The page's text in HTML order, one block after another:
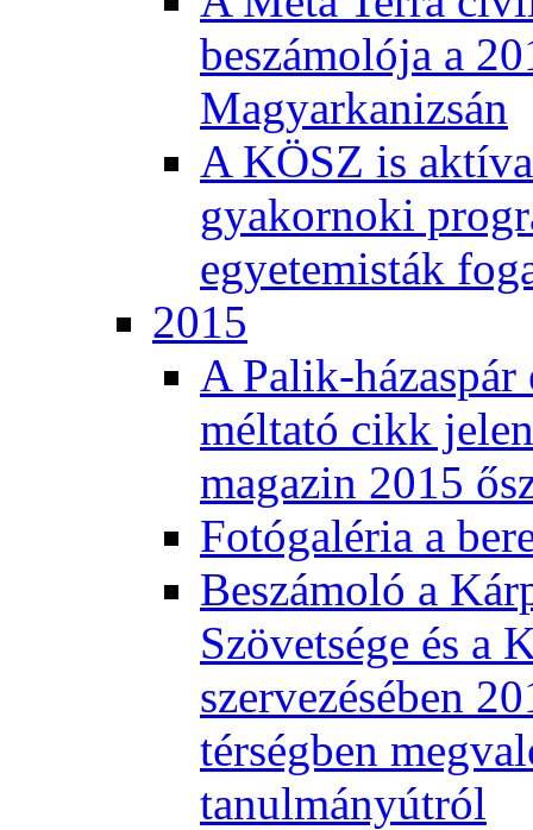
beszámolója a
Magyarkanizsán
A KÖSZ is
gyakornoki
egyetemisták
2015
A Palik-
méltató cikk
magazin 2015
Fotógaléria a
Beszámoló a
Szövetsége és a
szervezésében
térségben
tanulmányútról